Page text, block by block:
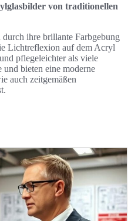
von traditionellen
ihre brillante Farbgebung
Lichtreflexion auf dem Acryl
pflegeleichter als viele
bieten eine moderne
auch zeitgemäßen